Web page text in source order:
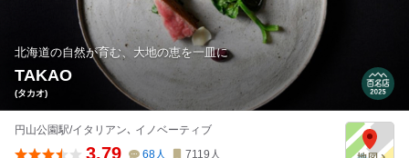
北海道の自然が育む、大地の恵を一皿に
TAKAO
(タカオ)
円山公園駅/イタリアン､ イノベーティブ
3.79 68人 7119 人